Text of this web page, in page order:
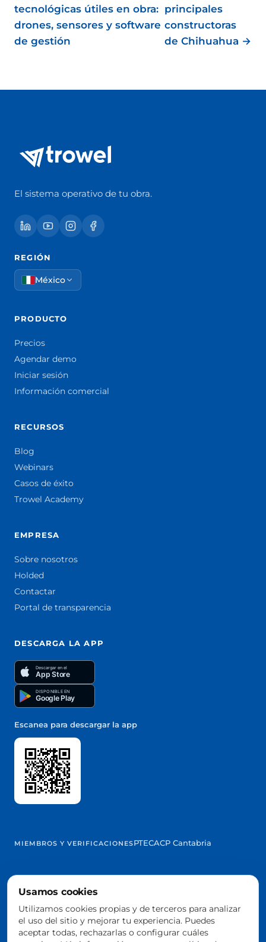
tecnológicas útiles en obra:
drones, sensores y software
de gestión
principales
constructoras
de Chihuahua →
El sistema operativo de tu obra.
REGIÓN
México
PRODUCTO
Precios
Agendar demo
Iniciar sesión
Información comercial
RECURSOS
Blog
Webinars
Casos de éxito
Trowel Academy
EMPRESA
Sobre nosotros
Holded
Contactar
Portal de transparencia
DESCARGA LA APP
Descargar en el
App Store
DISPONIBLE EN
Google Play
Escanea para descargar la app
MIEMBROS Y VERIFICACIONESPTECACP Cantabria
@2026 Trowelapp
Aviso legalTérminos y condicionesPrivacidadCookies
Configurar cookies
Usamos cookies
Utilizamos cookies propias y de terceros para analizar
el uso del sitio y mejorar tu experiencia. Puedes
aceptar todas, rechazarlas o configurar cuáles